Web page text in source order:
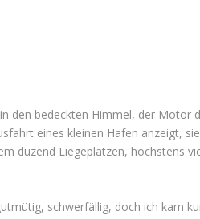
den bedeckten Himmel, der
eines kleinen Hafen anzeigt,
duzend Liegeplätzen, höchstens
schwerfällig, doch ich kam